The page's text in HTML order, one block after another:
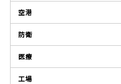
空港
防衛
医療
工場